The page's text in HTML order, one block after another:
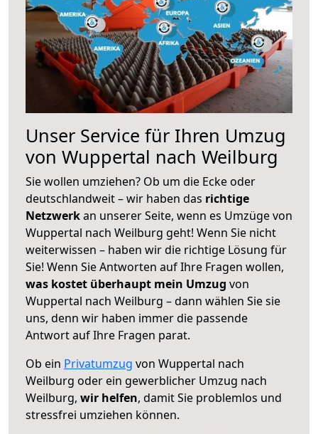
Unser Service für Ihren Umzug
von Wuppertal nach Weilburg
Sie wollen umziehen? Ob um die Ecke oder
deutschlandweit – wir haben das richtige
Netzwerkan unserer Seite, wenn es Umzüge von
Wuppertal nach Weilburg geht! Wenn Sie nicht
weiterwissen – haben wir die richtige Lösung für
Sie! Wenn Sie Antworten auf Ihre Fragen wollen,
was kostet überhaupt mein Umzug von
Wuppertal nach Weilburg – dann wählen Sie sie
uns, denn wir haben immer die passende
Antwort auf Ihre Fragen parat.
Ob ein Privatumzug von Wuppertal nach
Weilburg oder ein gewerblicher Umzug nach
Weilburg, wir helfen, damit Sie problemlos und
stressfrei umziehen können.